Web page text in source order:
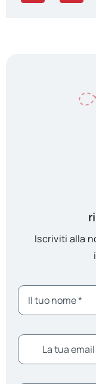
Iscriviti alla